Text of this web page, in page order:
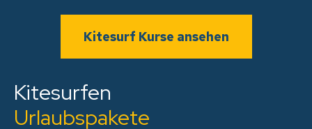
Kitesurf Kurse ansehen
Kitesurfen
Urlaubspakete